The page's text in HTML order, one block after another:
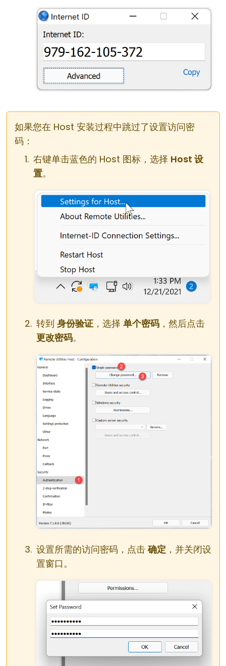
如果您在 Host 安装过程中跳过了设置访问密
码：
右键单击蓝色的 Host 图标，选择 Host 设
置。
转到 身份验证，选择 单个密码 ，然后点击
更改密码。
设置所需的访问密码，点击确定 ，并关闭设
置窗口。